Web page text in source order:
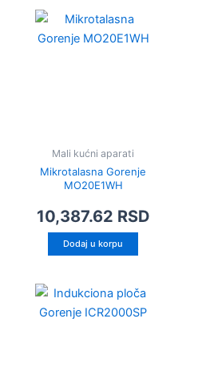
Mali kućni aparati
Mikrotalasna Gorenje
MO20E1WH
10,387.62 RSD
Dodaj u korpu